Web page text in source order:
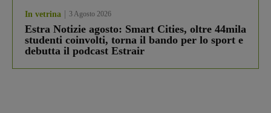
In vetrina 3 Agosto 2026
Estra Notizie agosto: Smart Cities, oltre 44mila
studenti coinvolti, torna il bando per lo sport e
debutta il podcast Estrair